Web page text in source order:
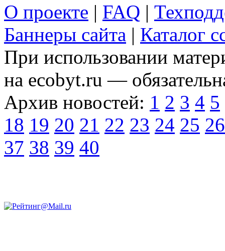
О проекте | FAQ |
Баннеры сайта | Каталог
При использовании
на ecobyt.ru —
Архив новостей: 1 2 3 4 5
18 19 20 21 22 23 24 25 26
37 38 39 40